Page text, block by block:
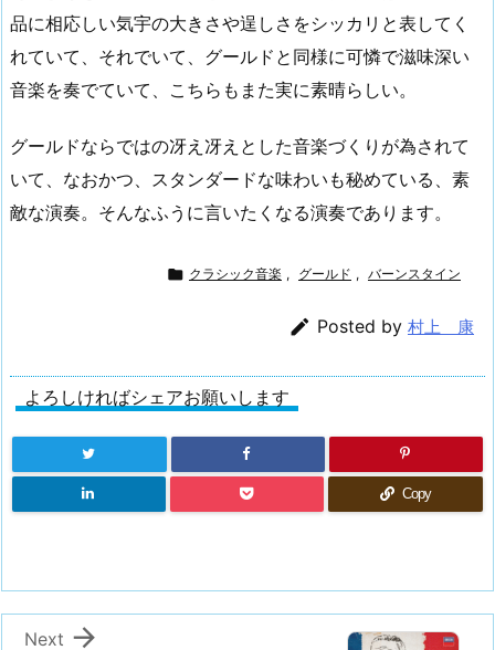
品に相応しい気宇の大きさや逞しさをシッカリと表してく
れていて、それでいて、グールドと同様に可憐で滋味深い
音楽を奏でていて、こちらもまた実に素晴らしい。
グールドならではの冴え冴えとした音楽づくりが為されて
いて、なおかつ、スタンダードな味わいも秘めている、素
敵な演奏。そんなふうに言いたくなる演奏であります。
 クラシック音楽 , グールド , バーンスタイン
 Posted by 村上 康
よろしければシェアお願いします
Copy

Next